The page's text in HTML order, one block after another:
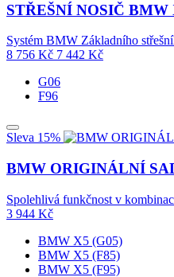
STŘEŠNÍ NOSIČ BMW
Systém BMW Základního
8 756 Kč 7 442 Kč
G06
F96
Sleva 15%
BMW ORIGINÁLNÍ
Spolehlivá funkčnost v
3 944 Kč
BMW X5 (G05)
BMW X5 (F85)
BMW X5 (F95)